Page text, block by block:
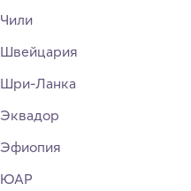
Чили
Швейцария
Шри-Ланка
Эквадор
Эфиопия
ЮАР